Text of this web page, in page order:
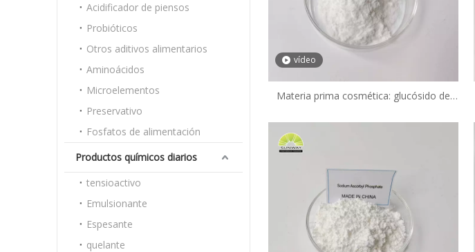
Acidificador de piensos
Probióticos
Otros aditivos alimentarios
Aminoácidos
Microelementos
Preservativo
Fosfatos de alimentación
Productos químicos diarios
tensioactivo
Emulsionante
Espesante
quelante
vídeo
Materia prima cosmética: glucósido de
38963-94-9, para suero blanqueador.